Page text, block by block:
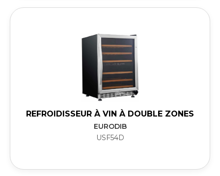
REFROIDISSEUR À VIN À DOUBLE ZONES
EURODIB
USF54D